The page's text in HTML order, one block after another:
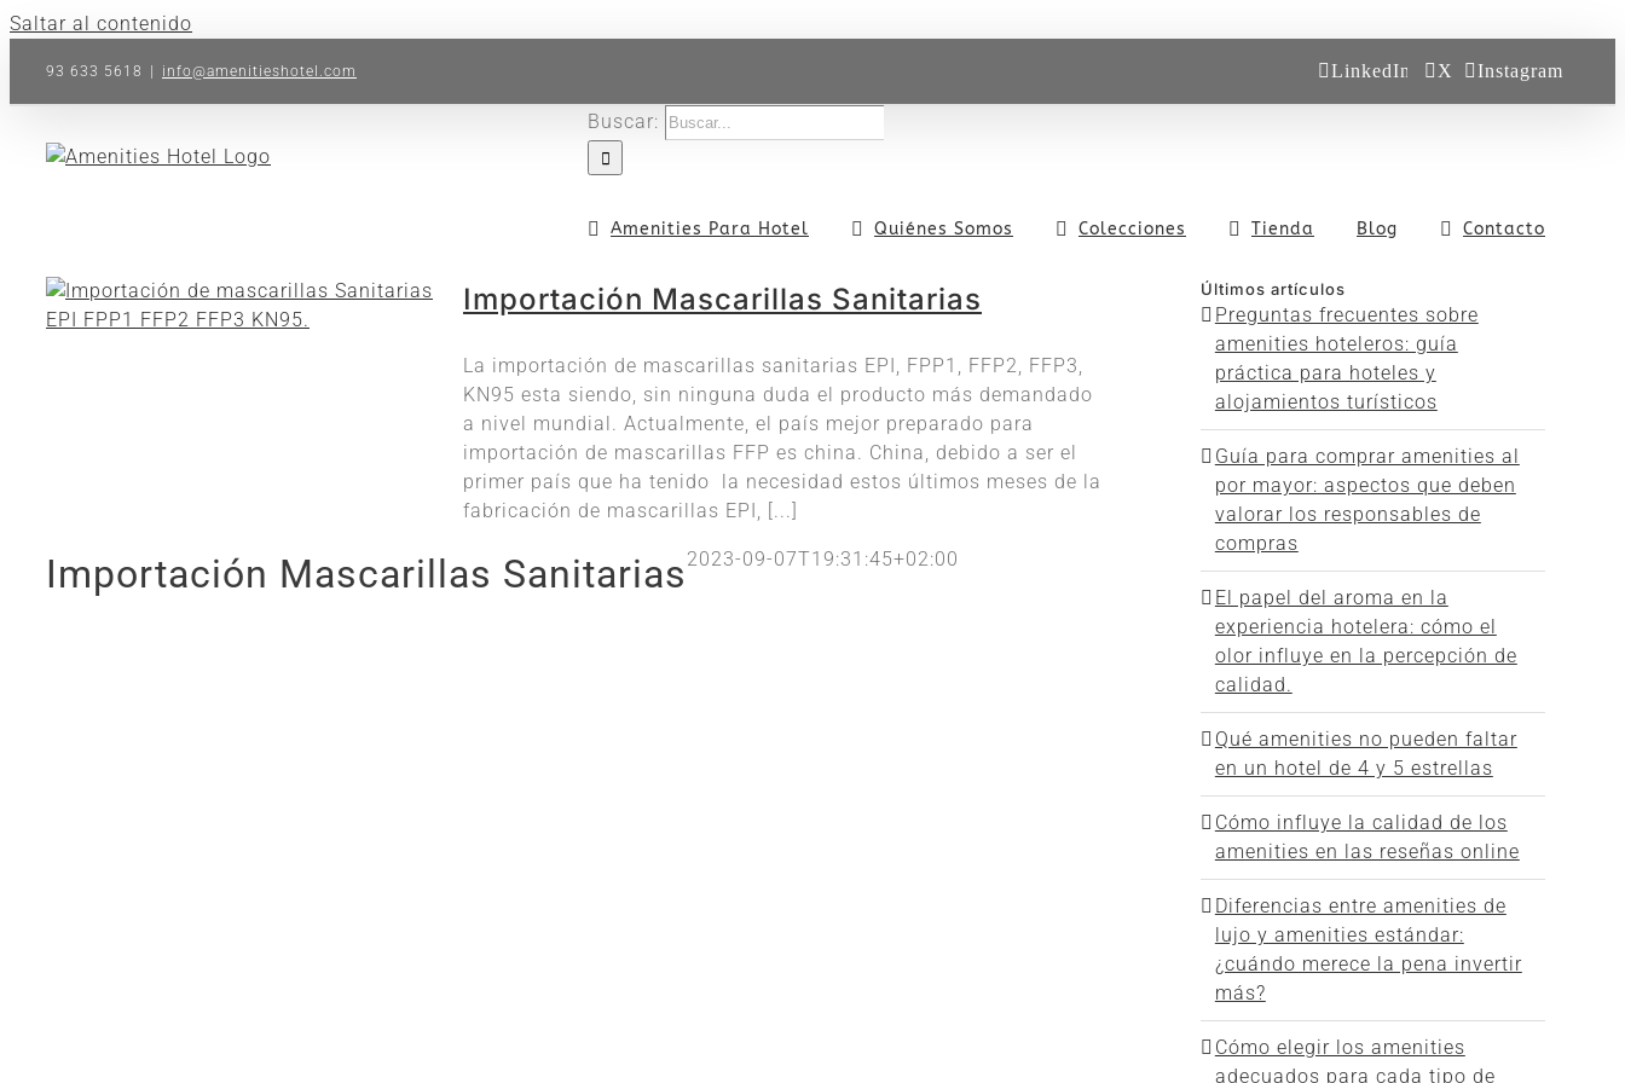
Saltar al contenido
93 633 5618 info@amenitieshotel.com LinkedIn X Instagram
Buscar:
Amenities Para Hotel Quiénes Somos Colecciones Tienda Blog Contacto
Importación Mascarillas Sanitarias
La importación de mascarillas sanitarias EPI, FPP1, FFP2, FFP3,
KN95 esta siendo, sin ninguna duda el producto más demandado
a nivel mundial. Actualmente, el país mejor preparado para
importación de mascarillas FFP es china. China, debido a ser el
primer país que ha tenido la necesidad estos últimos meses de la
fabricación de mascarillas EPI, [...]
Importación Mascarillas Sanitarias 2023-09-07T19:31:45+02:00
Últimos artículos
Preguntas frecuentes sobre
amenities hoteleros: guía
práctica para hoteles y
alojamientos turísticos
Guía para comprar amenities al
por mayor: aspectos que deben
valorar los responsables de
compras
El papel del aroma en la
experiencia hotelera: cómo el
olor influye en la percepción de
calidad.
Qué amenities no pueden faltar
en un hotel de 4 y 5 estrellas
Cómo influye la calidad de los
amenities en las reseñas online
Diferencias entre amenities de
lujo y amenities estándar:
¿cuándo merece la pena invertir
más?
Cómo elegir los amenities
adecuados para cada tipo de